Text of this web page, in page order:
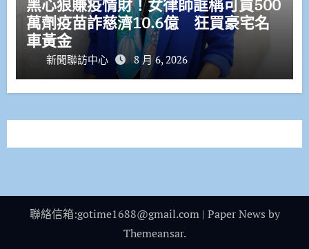
黑心狠賺疫情財！女律師誆稱可買500
萬劑疫苗詐慈濟10.6億 狂買豪宅名
車黃金
新聞聯訪中心 8 月 6, 2026
聯絡信箱:gotime1688@gmail.com | Paper News by
Themeansar.